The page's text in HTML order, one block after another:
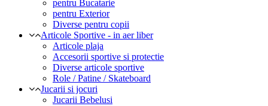
pentru Bucatarie
pentru Exterior
Diverse pentru copii
Articole Sportive - in aer liber
Articole plaja
Accesorii sportive si protectie
Diverse articole sportive
Role / Patine / Skateboard
Jucarii si jocuri
Jucarii Bebelusi